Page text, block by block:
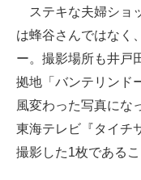
電子設計の基本と応用
エネルギーの専門メデ
建設×テクノロジーの
ちょっと気になるネッ
ステキな夫婦ショ
は蜂谷さんではなく
ー。撮影場所も井戸
拠地「バンテリンド
風変わった写真にな
東海テレビ『タイチ
撮影した1枚である